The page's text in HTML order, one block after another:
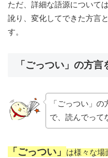
ただ、詳細な語源について
訛り、変化してできた方言
す。
「ごっつい」の方
「ごっつい」
で、読んでって
「ごっつい」 は様々な場